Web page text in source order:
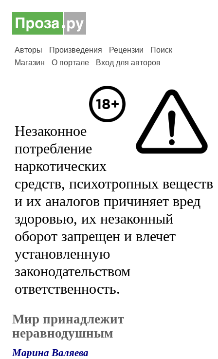
Авторы Произведения Рецензии
Поиск
Магазин
О портале Вход для авторов
Незаконное
потребление
наркотических
средств, психотропных веществ
и их аналогов причиняет вред
здоровью, их незаконный
оборот запрещен и влечет
установленную
законодательством
ответственность.
Мир принадлежит
неравнодушным
Марина Валяева